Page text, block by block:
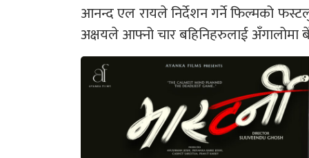
आनन्द एल रायले निर्देशन गर्ने फिल्मको
अक्षयले आफ्नो चार बहिनिहरुलाई अँगालोमा